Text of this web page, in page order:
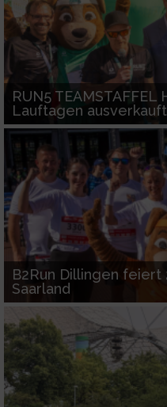
RUN5
Lauftagen ausverkauft
B2Run Dillingen
Saarland